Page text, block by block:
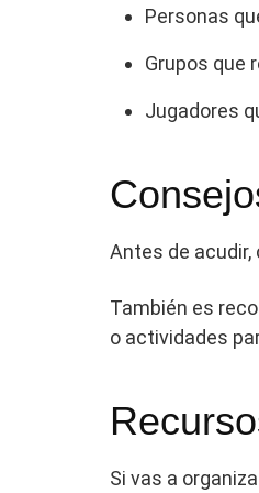
Personas
Grupos que
Jugadores
Antes de
También es
o actividades
Si vas a